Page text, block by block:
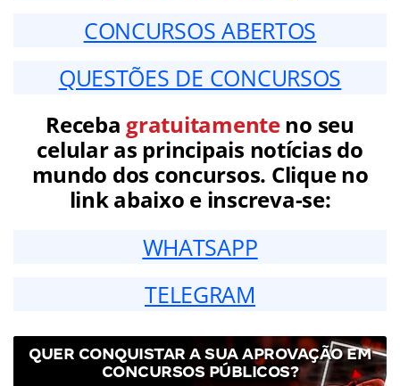
CONCURSOS ABERTOS
QUESTÕES DE CONCURSOS
Receba gratuitamenteno seu
celular as principais notícias do
mundo dos concursos. Clique no
link abaixo e inscreva-se:
WHATSAPP
TELEGRAM
QUER CONQUISTAR A SUA APROVAÇÃO EM
CONCURSOS PÚBLICOS?